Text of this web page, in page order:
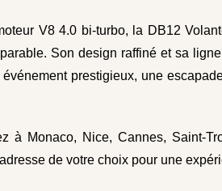
V8 4.0 bi-turbo, la DB12
Son design raffiné et sa
prestigieux, une
à Monaco, Nice, Cannes, Saint-
de votre choix pour une